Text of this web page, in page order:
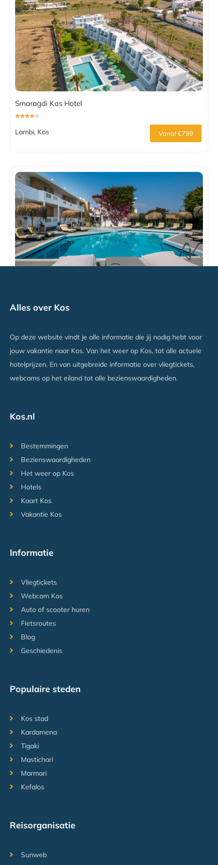
Smaragdi Kos Hotel
Lambi, Kos Vanaf €799
Alles over Kos
Op deze website vindt je alle informatie die jij nodig hebt voor
jouw vakantie naar Kos. Van het weer op Kos, tot alle actuele
hotelprijzen. En van uitgebreide informatie over vliegtickets,
webcams op het eiland tot alle bezienswaardigheden.
Kos.nl
Bestemmingen
Bezienswaardigheden
Het weer op Kos
Hotels
Kaart Kos
Vakantie Kos
Informatie
Vliegtickets
Webcam Kos
Auto of scooter huren
Fietsroutes
Blog
Geschiedenis
Populaire steden
Kos stad
Kardamena
Tigaki
Mastichari
Marmari
Kefalos
Reisorganisatie
Sunweb